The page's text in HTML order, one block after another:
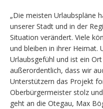
„Die meisten Urlaubspläne
unserer Stadt und in der
Situation verändert. Viele
und bleiben in ihrer Heimat.
Urlaubsgefühl und ist ein
außerordentlich, dass wir
Unterstützern das Projekt
Oberbürgermeister stolz
geht an die Otegau, Max